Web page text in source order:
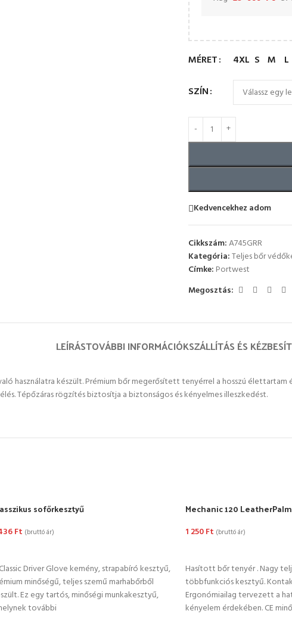
MÉRET 4XL S M L
SZÍN
Kedvencekhez adom
Cikkszám:A745GRR
Kategória:Teljes bőr
Címke: Portwest
Megosztás:
LEÍRÁSTOVÁBBI INFORMÁCIÓKSZÁLLÍTÁS ÉS
használatra készült. Prémium bőr megerősített tenyérrel a hosszú
Tépőzáras rögzítés biztosítja a biztonságos és kényelmes illeszkedést.
sofőrkesztyű
Ft (bruttó ár)
Driver Glove kemény, strapabíró kesztyű,
minőségű, teljes szemű marhabőrből
Ez egy tartós, minőségi munkakesztyű,
további
Mechanic 120
1 250Ft (bruttó ár)
Hasított bőr tenyér . Nagy
többfunkciós kesztyű.
Ergonómiailag tervezett a
kényelem érdekében. CE